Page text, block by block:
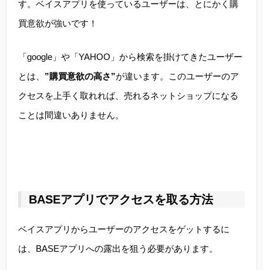
す。ベイスアプリを使っているユーザーは、とにかく購
買意欲が強いです！
「google」や「YAHOO」から検索を掛けてきたユーザー
とは、 ”購買意欲の高さ”が違います。このユーザーのア
クセスを上手く取れれば、売れるネットショップになる
ことは間違いありません。
BASEアプリでアクセスを取る方法
ベイスアプリからユーザーのアクセスをゲットするに
は、BASEアプリへの露出を狙う必要があります。